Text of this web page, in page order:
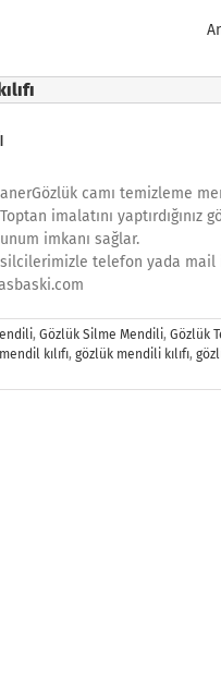
Gözlük camı temizleme
imalatını
imkanı sağlar.
telefon yada mail
, Gözlük Silme Mendili, Gözlük
kılıfı, gözlük mendili kılıfı,